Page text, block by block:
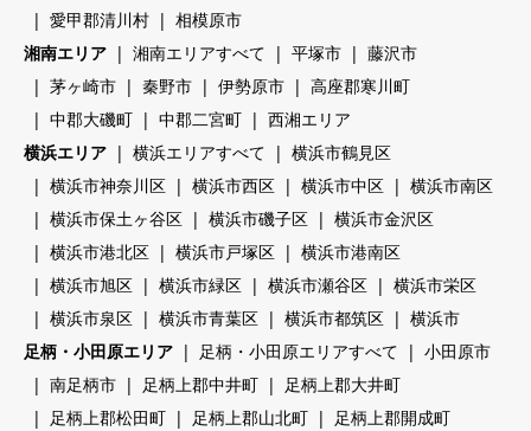
愛甲郡清川村
相模原市
湘南エリア
湘南エリアすべて 平塚市
藤沢市
茅ヶ崎市
秦野市 伊勢原市
高座郡寒川町
中郡大磯町
中郡二宮町
西湘エリア
横浜エリア
横浜エリアすべて
横浜市鶴見区
横浜市神奈川区
横浜市西区 横浜市中区
横浜市南区
横浜市保土ヶ谷区
横浜市磯子区
横浜市金沢区
横浜市港北区
横浜市戸塚区
横浜市港南区
横浜市旭区
横浜市緑区 横浜市瀬谷区
横浜市栄区
横浜市泉区
横浜市青葉区 横浜市都筑区
横浜市
足柄・小田原エリア
足柄・小田原エリアすべて
小田原市
南足柄市
足柄上郡中井町
足柄上郡大井町
足柄上郡松田町
足柄上郡山北町
足柄上郡開成町